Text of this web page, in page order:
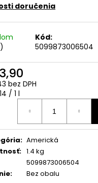
doručenia
Kód:
5099873006504
bez DPH
/ 1 l
: Americká
: 1.4 kg
5099873006504
:
Bez obalu